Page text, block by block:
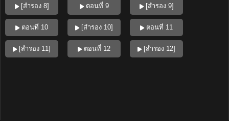
[สำรอง 8] ตอนที่ 9 [สำรอง 9]
ตอนที่ 10 [สำรอง 10] ตอนที่ 11
[สำรอง 11] ตอนที่ 12 [สำรอง 12]